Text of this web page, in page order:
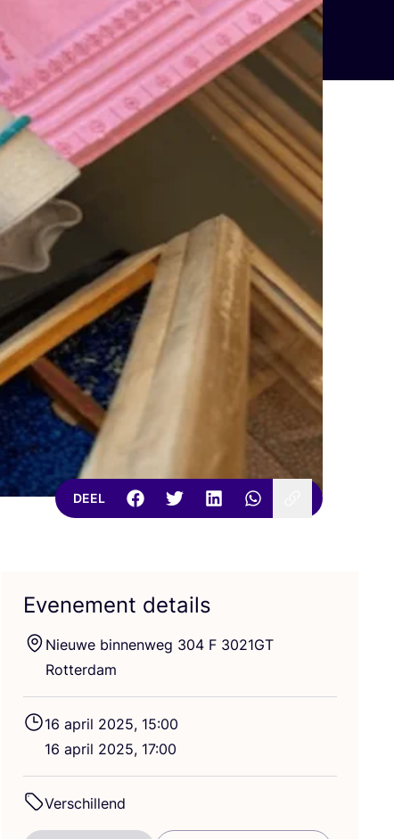
DEEL
Evenement details
Nieu­we bin­nen­weg 304 F 3021GT
Rotterdam
16 april 2025, 15:00
16 april 2025, 17:00
Ver­schil­lend